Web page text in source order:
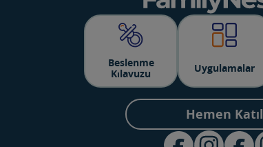
Beslenme
Kılavuzu
Uygulamalar
Hemen Katıl